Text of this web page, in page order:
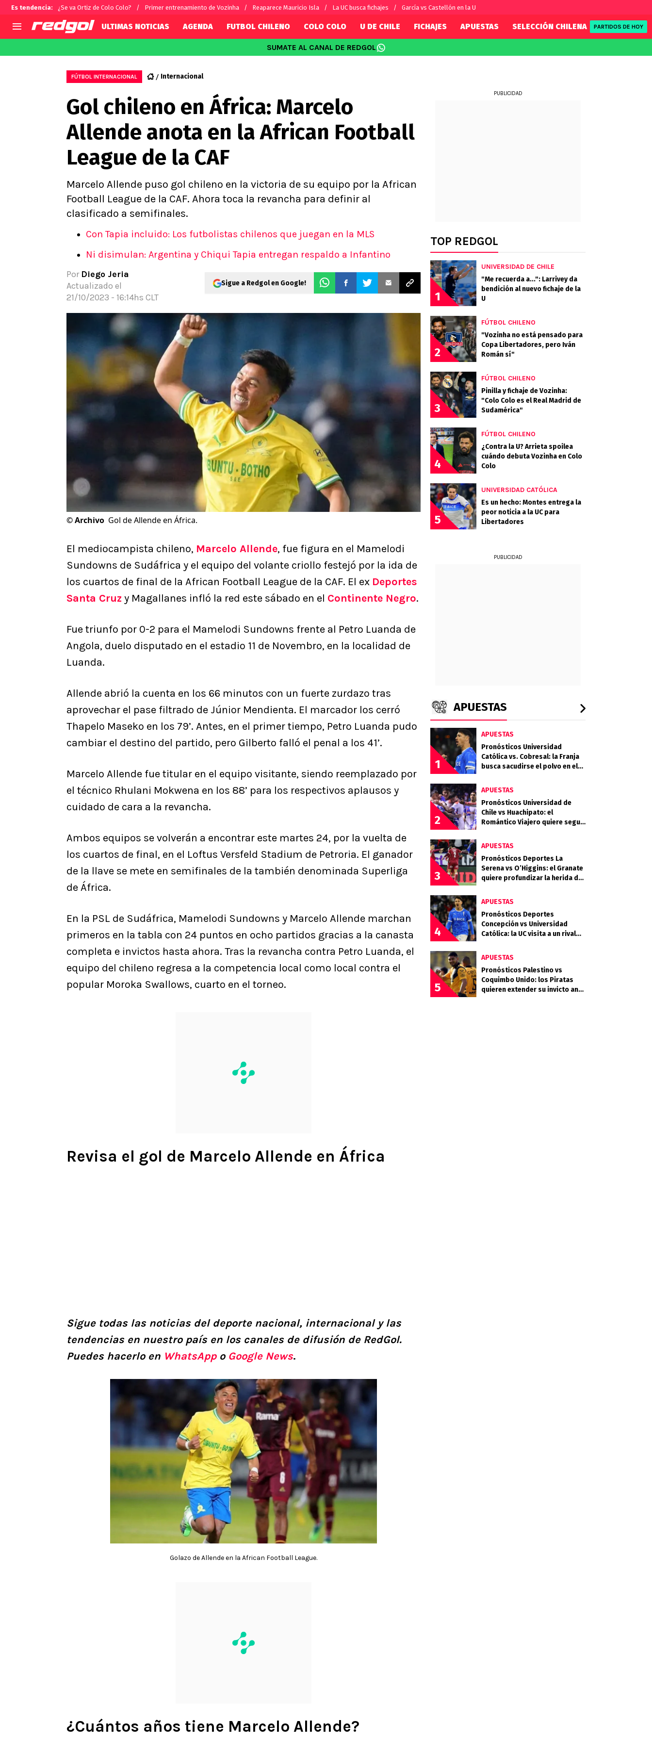
Es tendencia: ¿Se va Ortiz de Colo Colo? Primer entrenamiento de Vozinha Reaparece Mauricio Isla La UC busca fichajes García vs Castellón en la U
Selección Chilena
U de Chile
U Católica
Campeonato Nacional
Primera B
Segunda División
Copa Chile
Supercopa Chile
Campeonato Femenino
Fútbol Internacional
Alexis Sánchez
Carlos Palacios
Chilenos por el mundo
Fútbol Argentino
Fútbol Brasileño
Premier League
Serie A
Pronósticos
Apuesta del día
ULTIMAS NOTICIAS AGENDA FUTBOL CHILENO COLO COLO U DE CHILE FICHAJES APUESTAS SELECCIÓN CHILENA REDSPORT
PARTIDOS DE HOY
SUMATE AL CANAL DE REDGOL
FÚTBOL INTERNACIONAL Internacional
Gol chileno en África: Marcelo
Allende anota en la African Football
League de la CAF
Marcelo Allende puso gol chileno en la victoria de su equipo por la African
Football League de la CAF. Ahora toca la revancha para definir al
clasificado a semifinales.
Con Tapia incluido: Los futbolistas chilenos que juegan en la MLS
Ni disimulan: Argentina y Chiqui Tapia entregan respaldo a Infantino
Por Diego Jeria
Actualizado el
21/10/2023 - 16:14hs CLT
Sigue a Redgol en Google!
©Archivo Gol de Allende en África.
El mediocampista chileno, Marcelo Allende, fue figura en el Mamelodi
Sundowns de Sudáfrica y el equipo del volante criollo festejó por la ida de
los cuartos de final de la African Football League de la CAF. El ex Deportes
Santa Cruz y Magallanes infló la red este sábado en el Continente Negro.
Fue triunfo por 0-2 para el Mamelodi Sundowns frente al Petro Luanda de
Angola, duelo disputado en el estadio 11 de Novembro, en la localidad de
Luanda.
Allende abrió la cuenta en los 66 minutos con un fuerte zurdazo tras
aprovechar el pase filtrado de Júnior Mendienta. El marcador los cerró
Thapelo Maseko en los 79’. Antes, en el primer tiempo, Petro Luanda pudo
cambiar el destino del partido, pero Gilberto falló el penal a los 41’.
Marcelo Allende fue titular en el equipo visitante, siendo reemplazado por
el técnico Rhulani Mokwena en los 88’ para los respectivos aplausos y
cuidado de cara a la revancha.
Ambos equipos se volverán a encontrar este martes 24, por la vuelta de
los cuartos de final, en el Loftus Versfeld Stadium de Petroria. El ganador
de la llave se mete en semifinales de la también denominada Superliga
de África.
En la PSL de Sudáfrica, Mamelodi Sundowns y Marcelo Allende marchan
primeros en la tabla con 24 puntos en ocho partidos gracias a la canasta
completa e invictos hasta ahora. Tras la revancha contra Petro Luanda, el
equipo del chileno regresa a la competencia local como local contra el
popular Moroka Swallows, cuarto en el torneo.
Revisa el gol de Marcelo Allende en África
Sigue todas las noticias del deporte nacional, internacional y las
tendencias en nuestro país en los canales de difusión de RedGol.
Puedes hacerlo en WhatsAppo Google News.
Golazo de Allende en la African Football League.
¿Cuántos años tiene Marcelo Allende?
PUBLICIDAD
TOP REDGOL
1
UNIVERSIDAD DE CHILE
"Me recuerda a...": Larrivey da
bendición al nuevo fichaje de la
U
2
FÚTBOL CHILENO
"Vozinha no está pensado para
Copa Libertadores, pero Iván
Román sí"
3
FÚTBOL CHILENO
Pinilla y fichaje de Vozinha:
"Colo Colo es el Real Madrid de
Sudamérica"
4
FÚTBOL CHILENO
¿Contra la U? Arrieta spoilea
cuándo debuta Vozinha en Colo
Colo
5
UNIVERSIDAD CATÓLICA
Es un hecho: Montes entrega la
peor noticia a la UC para
Libertadores
PUBLICIDAD
APUESTAS
1
APUESTAS
Pronósticos Universidad
Católica vs. Cobresal: la Franja
busca sacudirse el polvo en el
2
APUESTAS
Pronósticos Universidad de
Chile vs Huachipato: el
Romántico Viajero quiere seguir
3
APUESTAS
Pronósticos Deportes La
Serena vs O’Higgins: el Granate
quiere profundizar la herida del
4
APUESTAS
Pronósticos Deportes
Concepción vs Universidad
Católica: la UC visita a un rival
5
APUESTAS
Pronósticos Palestino vs
Coquimbo Unido: los Piratas
quieren extender su invicto ante